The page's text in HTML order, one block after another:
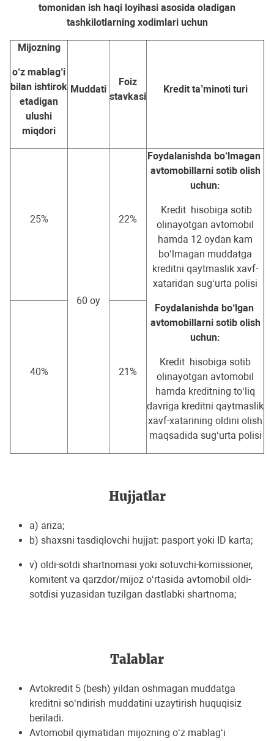
tomonidan ish haqi loyihasi asosida oladigan
tashkilotlarning xodimlari uchun
Mijozning
o‘z mablag‘i
bilan ishtirok
etadigan
ulushi
miqdori
Muddati
Foiz
stavkasi
Kredit ta’minoti turi
25%
60 oy
22%
Foydalanishda bo‘lmagan
avtomobillarni sotib olish
uchun:
Kredit hisobiga sotib
olinayotgan avtomobil
hamda 12 oydan kam
bo‘lmagan muddatga
kreditni qaytmaslik xavf-
xataridan sug‘urta polisi
Foydalanishda bo‘lgan
avtomobillarni sotib olish
uchun:
Kredit hisobiga sotib
olinayotgan avtomobil
hamda kreditning to‘liq
davriga kreditni qaytmaslik
xavf-xatarining oldini olish
maqsadida sug‘urta polisi
40% 21%
Hujjatlar
a) ariza;
b) shaxsni tasdiqlovchi hujjat: pasport yoki ID karta;
v) oldi-sotdi shartnomasi yoki sotuvchi-komissioner,
komitent va qarzdor/mijoz o‘rtasida avtomobil oldi-
sotdisi yuzasidan tuzilgan dastlabki shartnoma;
Talablar
Avtokredit 5 (besh) yildan oshmagan muddatga
kreditni so‘ndirish muddatini uzaytirish huquqisiz
beriladi.
Avtomobil qiymatidan mijozning o‘z mablag‘i